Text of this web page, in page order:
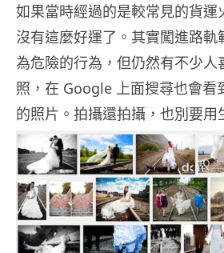
如果當時經過的是較常見的貨運
沒有這麼好運了。其實闖進路軌
為危險的行為，但仍然有不少人
照，在 Google 上面搜尋也會看
的照片。拍攝還拍攝，也別要用